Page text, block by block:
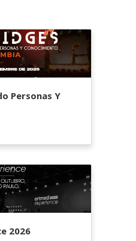
Personas Y
2026